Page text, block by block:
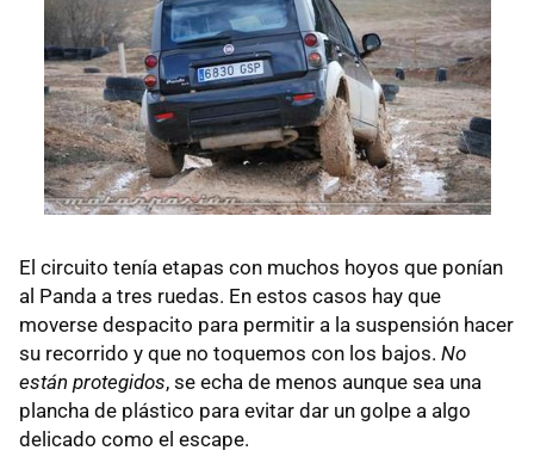
El circuito tenía etapas con muchos hoyos que ponían
al Panda a tres ruedas. En estos casos hay que
moverse despacito para permitir a la suspensión hacer
su recorrido y que no toquemos con los bajos. No
están protegidos, se echa de menos aunque sea una
plancha de plástico para evitar dar un golpe a algo
delicado como el escape.